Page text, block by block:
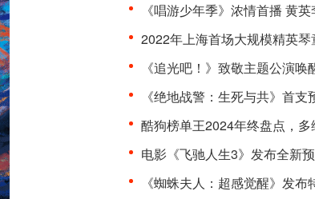
《唱游少年季》浓情首播 黄英李行亮领
2022年上海首场大规模精英琴童交响音乐
《追光吧！》致敬主题公演唤醒观众情感
《绝地战警：生死与共》首支预告 “史
酷狗榜单王2024年终盘点，多维度展
电影《飞驰人生3》发布全新预告及海报 沈
《蜘蛛夫人：超感觉醒》发布特辑 蜘蛛夫